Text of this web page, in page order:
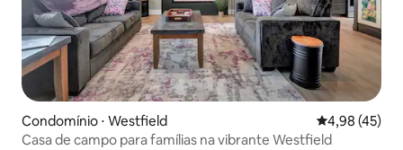
Condomínio ⋅ Westfield 4,98 de uma
4,98 (45)
Casa de campo para famílias na vibrante Westfield